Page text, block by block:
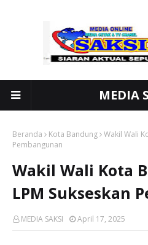
MEDIA
Beranda Kota Bandung Wakil Wali
Pembangunan
Wakil Wali Kota
LPM Sukseskan
MEDIA SAKSI April 17, 2025